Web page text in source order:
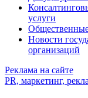
услуги
Новости
организаций
Реклама на сайте
PR, маркетинг,